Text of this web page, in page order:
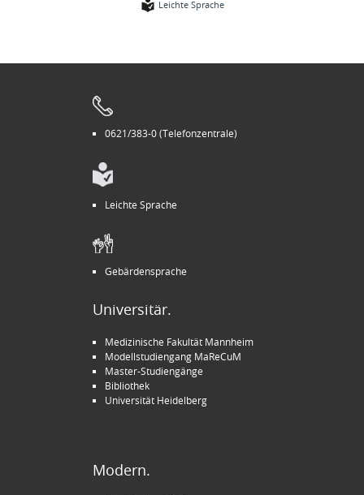
Leichte Sprache
0621/383-0 (Telefonzentrale)
Leichte Sprache
Gebärdensprache
Universitär.
Medizinische Fakultät Mannheim
Modellstudiengang MaReCuM
Master-Studiengänge
Bibliothek
Universität Heidelberg
Modern.